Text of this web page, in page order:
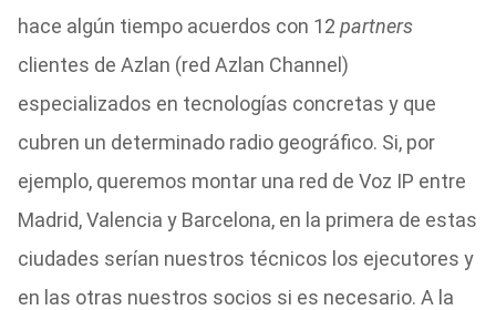
hace algún tiempo acuerdos con 12 partners
clientes de Azlan (red Azlan Channel)
especializados en tecnologías concretas y que
cubren un determinado radio geográfico. Si, por
ejemplo, queremos montar una red de Voz IP entre
Madrid, Valencia y Barcelona, en la primera de estas
ciudades serían nuestros técnicos los ejecutores y
en las otras nuestros socios si es necesario. A la